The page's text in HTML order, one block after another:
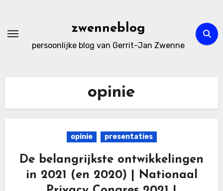
de
zwenneblog
persoonlijke blog van Gerrit-Jan Zwenne
opinie
opinie presentaties
De belangrijkste ontwikkelingen
in 2021 (en 2020) | Nationaal